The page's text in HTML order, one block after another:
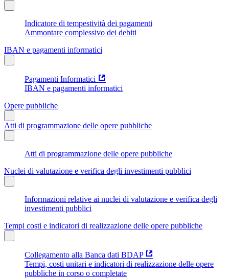
Indicatore di tempestività dei pagamenti
Ammontare complessivo dei debiti
IBAN e pagamenti informatici
Pagamenti Informatici
IBAN e pagamenti informatici
Opere pubbliche
Atti di programmazione delle opere pubbliche
Atti di programmazione delle opere pubbliche
Nuclei di valutazione e verifica degli investimenti pubblici
Informazioni relative ai nuclei di valutazione e verifica degli
investimenti pubblici
Tempi costi e indicatori di realizzazione delle opere pubbliche
Collegamento alla Banca dati BDAP
Tempi, costi unitari e indicatori di realizzazione delle opere
pubbliche in corso o completate